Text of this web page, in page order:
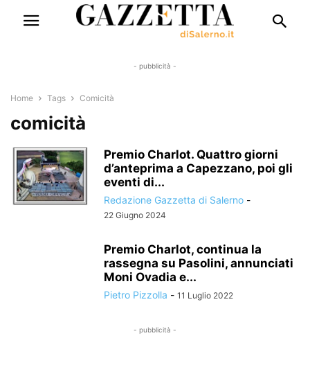
- pubblicità -
Home Tags Comicità
comicità
Premio Charlot. Quattro giorni
d’anteprima a Capezzano, poi gli
eventi di...
Redazione Gazzetta di Salerno -
22 Giugno 2024
Premio Charlot, continua la
rassegna su Pasolini, annunciati
Moni Ovadia e...
Pietro Pizzolla - 11 Luglio 2022
- pubblicità -